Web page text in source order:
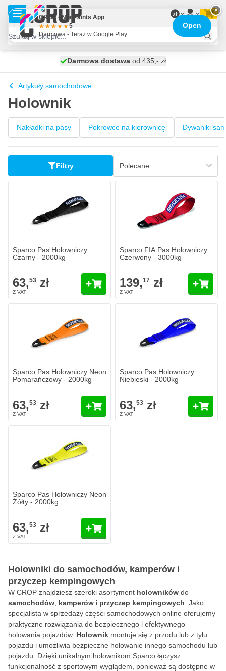
Przejdź do treści
zł
wysyłka jutro
Darmowa dostawa od 435,- zł
100 dni
Artykuły samochodowe
Holownik
Nakładki na pasy Pokrowce na kierownicę Dywaniki
Filtry
Sparco Pas Holowniczy
Czarny - 2000kg
63,53 zł
Sparco FIA Pas Holowniczy
Czerwony - 3000kg
139,17 zł
Sparco Pas Holowniczy Neon
Pomarańczowy - 2000kg
63,53 zł
Sparco Pas Holowniczy
Niebieski - 2000kg
63,53 zł
Sparco Pas Holowniczy Neon
Żółty - 2000kg
63,53 zł
Holowniki do samochodów, kamperów i
przyczep kempingowych
W CROP znajdziesz szeroki asortyment holowników do
samochodów kamperów i przyczep kempingowych . Jako
specjalista w sprzedaży części samochodowych online oferujemy
praktyczne rozwiązania do bezpiecznego i efektywnego
holowania pojazdów. Holownik montuje się z przodu lub z tyłu
pojazdu i umożliwia bezpieczne holowanie innego samochodu lub
pojazdu. Dzięki unikalnym holownikom Sparco łączysz
funkcjonalność z sportowym wyglądem, ponieważ są dostępne w
×
CROP - NonPaints App
5
Darmowa - Teraz w Google Play
Open